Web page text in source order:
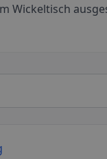
Wickeltisch